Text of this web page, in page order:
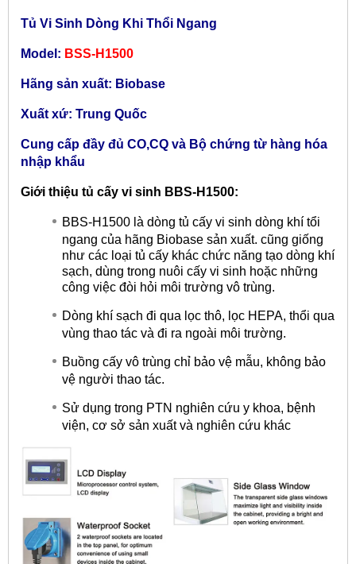
Tủ Vi Sinh Dòng Khi Thổi Ngang
Model: BSS-H1500
Hãng sản xuất: Biobase
Xuất xứ: Trung Quốc
Cung cấp đầy đủ CO,CQ và Bộ chứng từ hàng hóa
nhập khẩu
Giới thiệu tủ cấy vi sinh BBS-H1500:
BBS-H1500 là dòng tủ cấy vi sinh dòng khí tổi
ngang của hãng Biobase sản xuất. cũng giống
như các loại tủ cấy khác chức năng tạo dòng khí
sạch, dùng trong nuôi cấy vi sinh hoặc những
công việc đòi hỏi môi trường vô trùng.
Dòng khí sạch đi qua lọc thô, lọc HEPA, thổi qua
vùng thao tác và đi ra ngoài môi trường.
Buồng cấy vô trùng chỉ bảo vệ mẫu, không bảo
vệ người thao tác.
Sử dụng trong PTN nghiên cứu y khoa, bệnh
viện, cơ sở sản xuất và nghiên cứu khác